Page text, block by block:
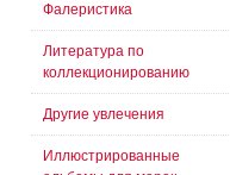
Фалеристика
Литература по
коллекционированию
Другие увлечения
Иллюстрированные